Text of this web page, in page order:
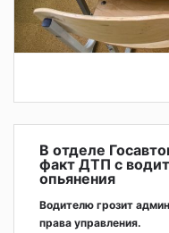
В отделе
факт ДТП с
опьянения
Водителю грозит
права управления.